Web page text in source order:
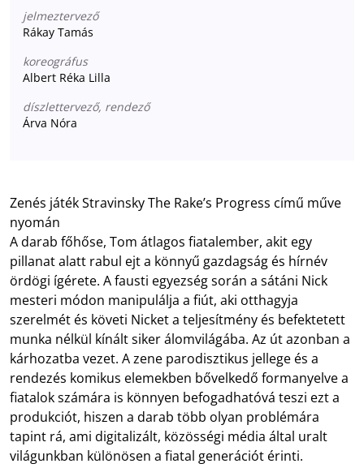
jelmeztervező
Rákay Tamás
koreográfus
Albert Réka Lilla
díszlettervező, rendező
Árva Nóra
Zenés játék Stravinsky The Rake’s Progress című műve
nyomán
A darab főhőse, Tom átlagos fiatalember, akit egy
pillanat alatt rabul ejt a könnyű gazdagság és hírnév
ördögi ígérete. A fausti egyezség során a sátáni Nick
mesteri módon manipulálja a fiút, aki otthagyja
szerelmét és követi Nicket a teljesítmény és befektetett
munka nélkül kínált siker álomvilágába. Az út azonban a
kárhozatba vezet. A zene parodisztikus jellege és a
rendezés komikus elemekben bővelkedő formanyelve a
fiatalok számára is könnyen befogadhatóvá teszi ezt a
produkciót, hiszen a darab több olyan problémára
tapint rá, ami digitalizált, közösségi média által uralt
világunkban különösen a fiatal generációt érinti.